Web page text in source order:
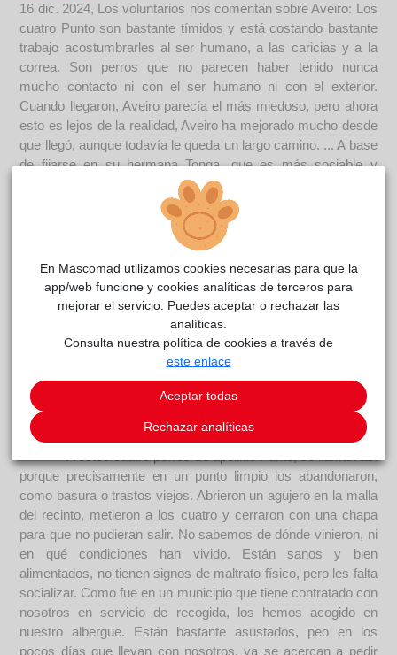
16 dic. 2024, Los voluntarios nos comentan sobre Aveiro: Los
cuatro Punto son bastante tímidos y está costando bastante
trabajo acostumbrarles al ser humano, a las caricias y a la
correa. Son perros que no parecen haber tenido nunca
mucho contacto ni con el ser humano ni con el exterior.
Cuando llegaron, Aveiro parecía el más miedoso, pero ahora
esto es lejos de la realidad, Aveiro ha mejorado mucho desde
que llegó, aunque todavía le queda un largo camino. ... A base
de fijarse en su hermana Tonga, que es más sociable y
cariñosa, poco a poco hemos conseguido que confíe en
nosotras y, con salchichas y mucha paciencia, por fin se
acerca a nosotras y se deja acariciar. -------------------------------
---------------- Aveiro es curioso y tiene interés por acercarse
allá donde se acerquen sus hermanos, lo que ha permitido
que poco a poco se deje manipular y hasta poner un arnés.
Actualmente lo que queda por conseguir es que pueda pasear
con correa, pues cuando la lleva puesta todavía se bloquea.
Además, el exterior les resulta amenazante a todos ellos,
pues seguramente hayan permanecido aislados o encerrados
sin socializar. Aveiro mejoraría mucho más rápido en un
hogar tranquilo y con otro perrito al que pueda imitar. Lo ideal
sería una familia comprensiva y con paciencia, dispuesta a
dejarle avanzar a sus tiempos. ---------------------------------------
porque precisamente en un punto limpio los abandonaron,
como basura o trastos viejos. Abrieron un agujero en la malla
del recinto, metieron a los cuatro y cerraron con una chapa
para que no pudieran salir. No sabemos de dónde vinieron, ni
en qué condiciones han vivido. Están sanos y bien
alimentados, no tienen signos de maltrato físico, pero les falta
socializar. Como fue en un municipio que tiene contratado con
nosotros en servicio de recogida, los hemos acogido en
nuestro albergue. Están bastante asustados, peo en los
pocos días que llevan con nosotros, ya se acercan a pedir
En Mascomad utilizamos cookies necesarias para que la
app/web funcione y cookies analíticas de terceros para
mejorar el servicio. Puedes aceptar o rechazar las
analíticas.
Consulta nuestra política de cookies a través de
este enlace
Aceptar todas
Rechazar analíticas